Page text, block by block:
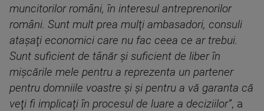
muncitorilor români, în interesul antreprenorilor
români. Sunt mult prea mulţi ambasadori, consuli
ataşaţi economici care nu fac ceea ce ar trebui.
Sunt suficient de tânăr şi suficient de liber în
mişcările mele pentru a reprezenta un partener
pentru domniile voastre şi şi pentru a vă garanta că
veţi fi implicaţi în procesul de luare a deciziilor”, a